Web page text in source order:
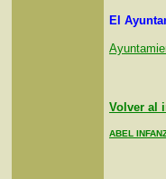
El
Volver al
ABEL